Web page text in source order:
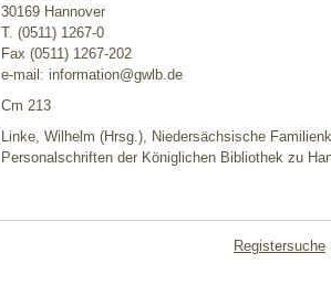
30169 Hannover
T. (0511) 1267-0
Fax (0511) 1267-202
e-mail: information@gwlb.de
Cm 213
Linke, Wilhelm (Hrsg.), Niedersächsische
Personalschriften der Königlichen Bibliothek zu
Registersuche